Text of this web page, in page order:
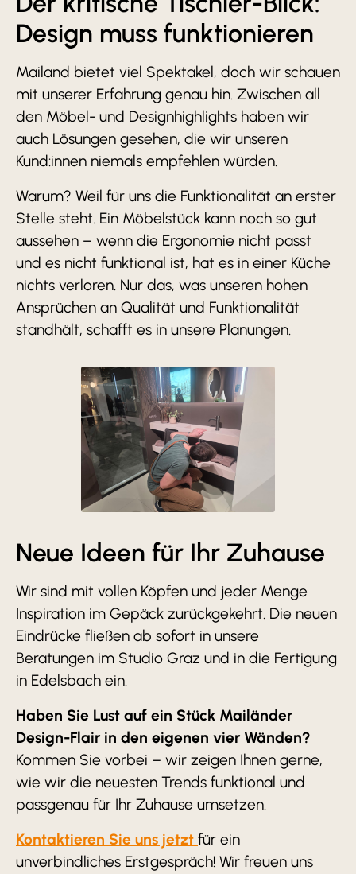
Design muss funktionieren
Mailand bietet viel Spektakel, doch wir schauen
mit unserer Erfahrung genau hin. Zwischen all
den Möbel- und Designhighlights haben wir
auch Lösungen gesehen, die wir unseren
Kund:innen niemals empfehlen würden.
Warum? Weil für uns die Funktionalität an erster
Stelle steht. Ein Möbelstück kann noch so gut
aussehen – wenn die Ergonomie nicht passt
und es nicht funktional ist, hat es in einer Küche
nichts verloren. Nur das, was unseren hohen
Ansprüchen an Qualität und Funktionalität
standhält, schafft es in unsere Planungen.
Neue Ideen für Ihr Zuhause
Wir sind mit vollen Köpfen und jeder Menge
Inspiration im Gepäck zurückgekehrt. Die neuen
Eindrücke fließen ab sofort in unsere
Beratungen im Studio Graz und in die Fertigung
in Edelsbach ein.
Haben Sie Lust auf ein Stück Mailänder
Design-Flair in den eigenen vier Wänden?
Kommen Sie vorbei – wir zeigen Ihnen gerne,
wie wir die neuesten Trends funktional und
passgenau für Ihr Zuhause umsetzen.
Kontaktieren Sie uns jetzt für ein
unverbindliches Erstgespräch! Wir freuen uns